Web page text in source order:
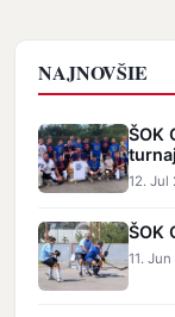
NAJNOVŠIE
ŠOK
12. Jul
ŠOK
11.